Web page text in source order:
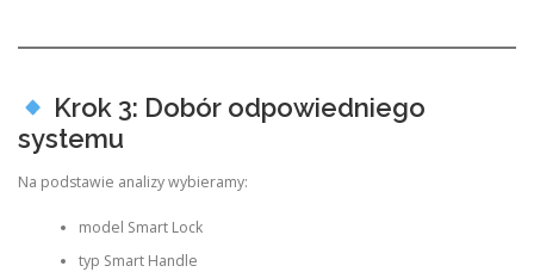
Krok 3: Dobór odpowiedniego
systemu
Na podstawie analizy wybieramy:
model Smart Lock
typ Smart Handle